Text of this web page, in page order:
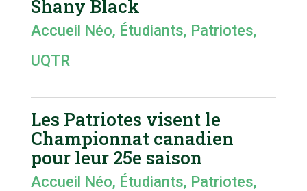
Shany Black
Accueil Néo, Étudiants, Patriotes,
UQTR
Les Patriotes visent le
Championnat canadien
pour leur 25e saison
Accueil Néo, Étudiants, Patriotes,